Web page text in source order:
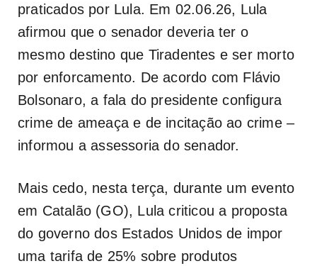
praticados por Lula. Em 02.06.26, Lula
afirmou que o senador deveria ter o
mesmo destino que Tiradentes e ser morto
por enforcamento. De acordo com Flávio
Bolsonaro, a fala do presidente configura
crime de ameaça e de incitação ao crime –
informou a assessoria do senador.
Mais cedo, nesta terça, durante um evento
em Catalão (GO), Lula criticou a proposta
do governo dos Estados Unidos de impor
uma tarifa de 25% sobre produtos